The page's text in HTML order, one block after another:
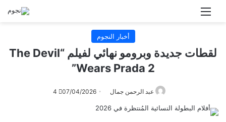
القائمة
أخبار النجوم
لقطات جديدة وبرومو نهائي لفيلم “The Devil
Wears Prada 2”
عبد الرحمن جمال 07/04/2026